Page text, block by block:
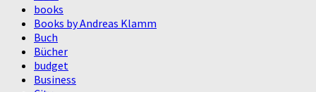
books
Books by Andreas Klamm
Buch
Bücher
budget
Business